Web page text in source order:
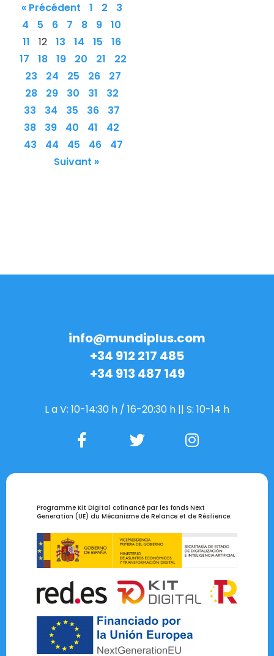
« Précédent 1 2
3
4
5 6 7 8 9
10
11
12 13 14 15
16
17
18 19 20 21
22
23
24 25 26
27
28
29 30 31
32
33
34 35 36
37
38
39 40 41
42
43
44 45 46
47
Suivant »
info@mundiplus.com
+34 912 217 485
+34 913 487 149
L a V: 10-14:30 h / 16-20:30 h || S: 10-14 h
Programme Kit Digital cofinancé par les fonds Next
Generation (UE) du Mécanisme de Relance et de Résilience.